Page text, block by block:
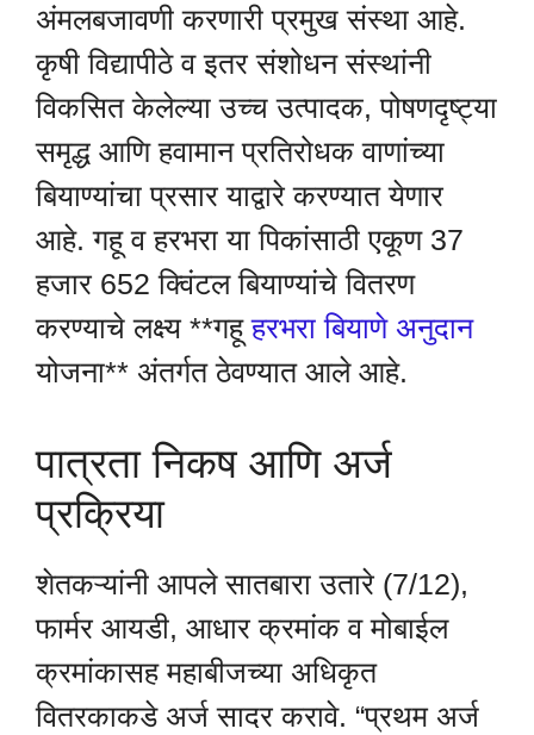
अंमलबजावणी करणारी प्रमुख संस्था आहे.
कृषी विद्यापीठे व इतर संशोधन संस्थांनी
विकसित केलेल्या उच्च उत्पादक, पोषणदृष्ट्या
समृद्ध आणि हवामान प्रतिरोधक वाणांच्या
बियाण्यांचा प्रसार याद्वारे करण्यात येणार
आहे. गहू व हरभरा या पिकांसाठी एकूण 37
हजार 652 क्विंटल बियाण्यांचे वितरण
करण्याचे लक्ष्य **गहूहरभरा बियाणे अनुदान
योजना** अंतर्गत ठेवण्यात आले आहे.
पात्रता निकष आणि अर्ज
प्रक्रिया
शेतकऱ्यांनी आपले सातबारा उतारे (7/12),
फार्मर आयडी, आधार क्रमांक व मोबाईल
क्रमांकासह महाबीजच्या अधिकृत
वितरकाकडे अर्ज सादर करावे. “प्रथम अर्ज